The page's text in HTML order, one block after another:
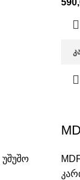
უშუშო